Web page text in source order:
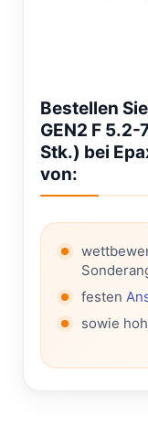
Bestellen
GEN2 F
Stk.) bei
von:
festen
sowie